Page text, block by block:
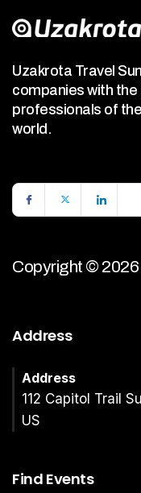
Uzakrota Travel
companies with
professionals of
world.
Copyright © 2026
Address
Address
112 Capitol Trail
US
Find Events